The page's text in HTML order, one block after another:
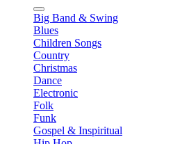
Big Band & Swing
Blues
Children Songs
Country
Christmas
Dance
Electronic
Folk
Funk
Gospel & Inspiritual